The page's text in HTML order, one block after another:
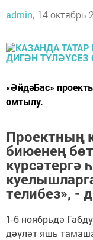
admin, 14 октябрь
«ӘйдәБас»
омтылу.
Проектның
биюенең
күрсәтергә
телибез», -
1-6 ноябрьдә
дәүләт яшь